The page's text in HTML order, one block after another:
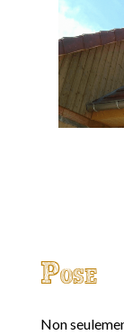
Pose
Non